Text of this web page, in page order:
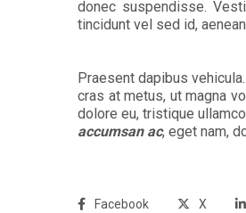
donec suspendisse.
tincidunt vel sed id,
Praesent dapibus
cras at metus, ut magna
dolore eu, tristique
accumsan ac, eget nam,
Facebook X